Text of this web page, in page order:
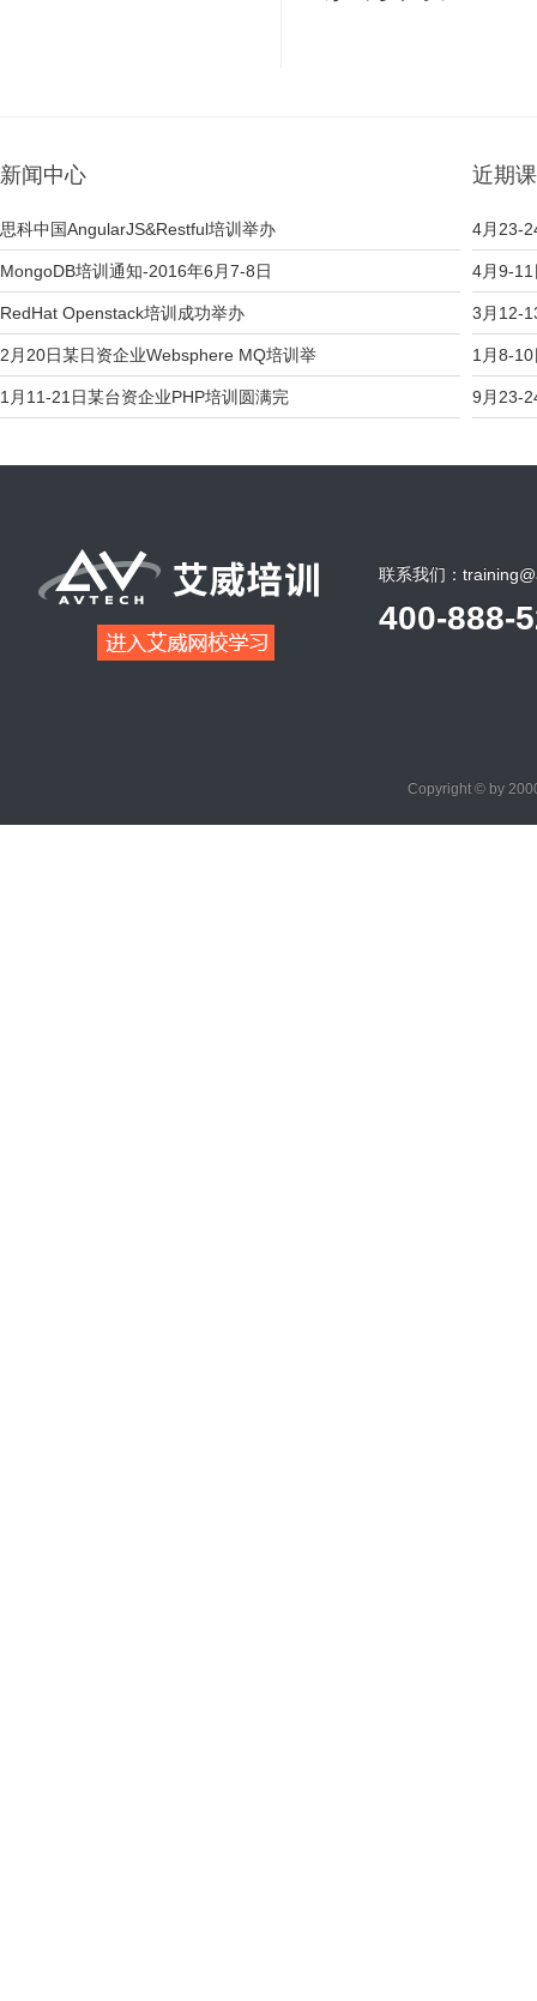
新闻中心
思科中国AngularJS&Restful培训举办
MongoDB培训通知-2016年6月7-8日
RedHat Openstack培训成功举办
2月20日某日资企业Websphere MQ培训举
1月11-21日某台资企业PHP培训圆满完
近期
4月23-
4月9-11
3月12-
1月8-
9月23-
联系我们：
400-888-
Copyright © by